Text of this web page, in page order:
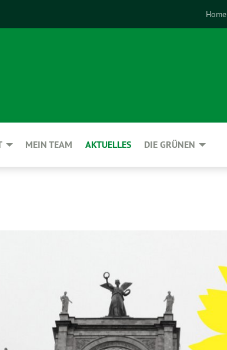
Home
MEIN TEAM AKTUELLES DIE GRÜNEN